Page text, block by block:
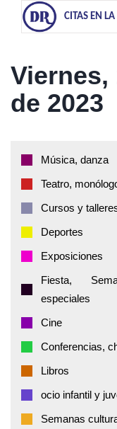
CITAS EN
Viernes,
de 2023
Música, danza
Teatro,
Cursos y
Deportes
Exposiciones
Fiesta,
especiales
Cine
Conferencias,
Libros
ocio infantil y
Semanas